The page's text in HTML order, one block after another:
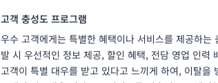
고객 충성도 프로그램
우수 고객에게는 특별한 혜택이나 서비스를 제공하
발 시 우선적인 정보 제공, 할인 혜택, 전담 영업 인력
고객이 특별 대우를 받고 있다고 느끼게 하여, 이탈